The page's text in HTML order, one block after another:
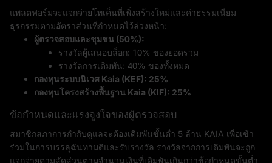
แพลตฟอร์มจะแจกจ่ายโทเค็นที่เพิ่งสร้างใหม่และค่าธรรมเนียม
ธุรกรรมตามอัตราส่วนที่กำหนดไว้ล่วงหน้า:
ผู้ตรวจสอบและชุมชน (50%):
รางวัลผู้เสนอบล็อก: 10% ของยอดรวม
รางวัลการเดิมพัน: 40% ของทั้งหมด
กองทุนระบบนิเวศ Kaia (KEF): 25%
กองทุนโครงสร้างพื้นฐาน Kaia (KIF): 25%
ข้อกำหนดและแรงจูงใจของผู้ตรวจสอบ
สมาชิกสภาการกำกับดูแลจะต้องเดิมพันขั้นต่ำ 5 ล้าน KAIA เพื่อเข้า
ร่วมในการบรรลุฉันทามติและรับรางวัล รางวัลจากการเดิมพันจะถูก
แจกจ่ายตามสัดส่วนตามจำนวนเงินที่เดิมพันเกินกว่าข้อกำหนดขั้นต่ำ